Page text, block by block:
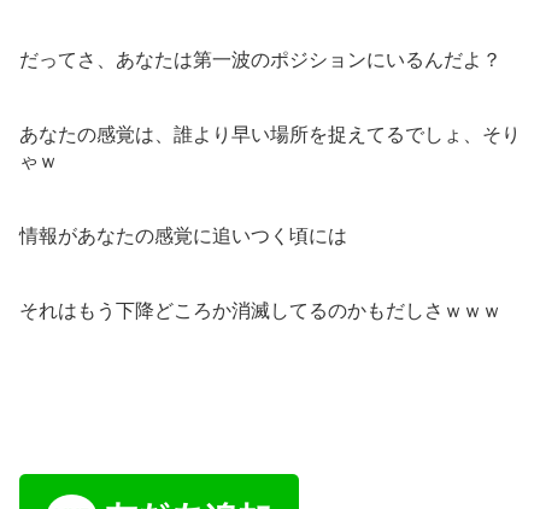
だってさ、あなたは第一波のポジションにいるんだよ？
あなたの感覚は、誰より早い場所を捉えてるでしょ、そり
ゃｗ
情報があなたの感覚に追いつく頃には
それはもう下降どころか消滅してるのかもだしさｗｗｗ